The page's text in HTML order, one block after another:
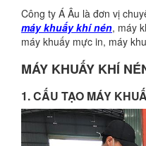
Công ty Á Âu là đơn vị
máy khuấy khí nén, máy
máy khuấy mực in, máy
MÁY KHUẤY KHÍ
1. CẤU TẠO MÁY